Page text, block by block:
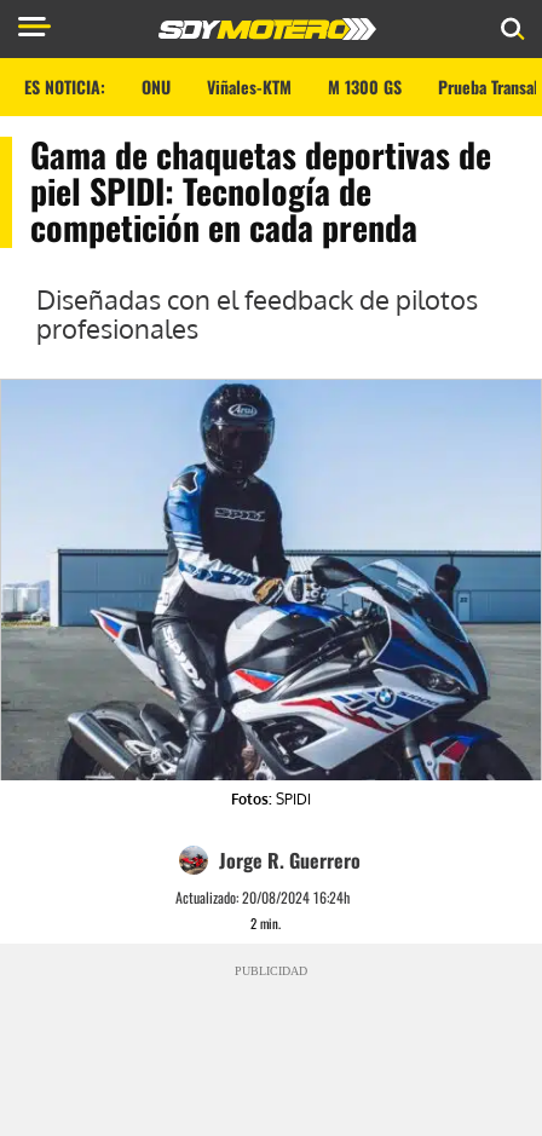
ES NOTICIA: ONU Viñales-KTM M 1300 GS Prueba
Gama de chaquetas deportivas de
piel SPIDI: Tecnología de
competición en cada prenda
Diseñadas con el feedback de pilotos
profesionales
Fotos: SPIDI
Jorge R. Guerrero
Actualizado:20/08/2024 16:24h
2min.
PUBLICIDAD